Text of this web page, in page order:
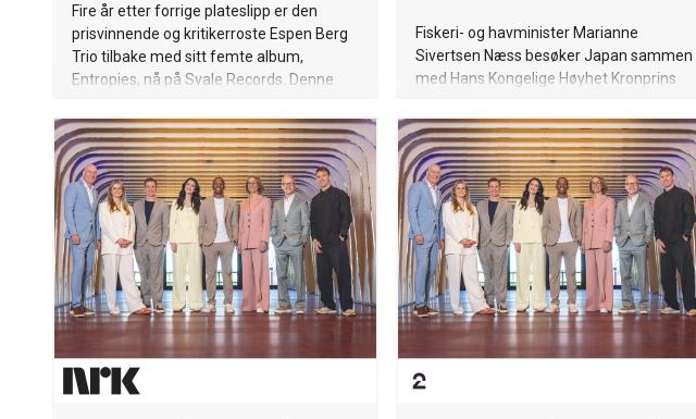
Fire år etter forrige plateslipp er den
prisvinnende og kritikerroste Espen Berg
Trio tilbake med sitt femte album,
Entropies, nå på Svale Records. Denne
nærmere tre år, men fremstår som deres
mest konsise og helstøpte innspilling til
nå, som viderefører trioens kvaliteter på
aller beste vis.
Fiskeri- og havminister Marianne
Sivertsen Næss besøker Japan sammen
med Hans Kongelige Høyhet Kronprins
forvaltningsminister Karianne Tung 1.–4.
juni.